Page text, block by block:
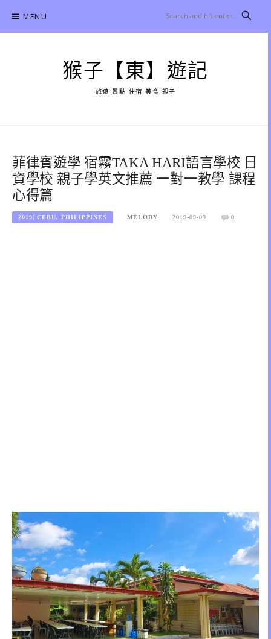
content
MENU
猴子【東】遊記
旅遊 景點 住宿 美食 親子
菲律賓遊學 宿霧TAKA HARI語言學校 日
資學校 親子學英文推薦 一對一教學 課程
心得篇
2019| CEBU, PHILIPPINES MELODY 2019-09-09 0